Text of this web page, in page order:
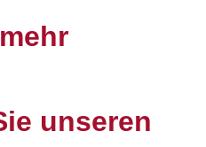
unseren